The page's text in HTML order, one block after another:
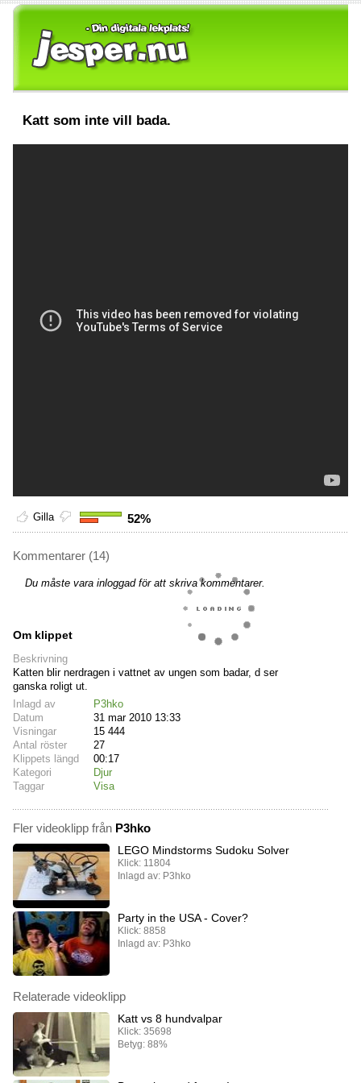
Katt som inte vill bada.
Gilla 52%
Kommentarer (14)
Du måste vara inloggad för att skriva kommentarer.
Om klippet
Beskrivning
Katten blir nerdragen i vattnet av ungen som badar, d ser
ganska roligt ut.
Inlagd av
P3hko
Datum
31 mar 2010 13:33
Visningar
15 444
Antal röster
27
Klippets längd
00:17
Kategori
Djur
Taggar
Visa
Fler videoklipp från P3hko
LEGO Mindstorms Sudoku Solver
Klick: 11804
Inlagd av: P3hko
Party in the USA - Cover?
Klick: 8858
Inlagd av: P3hko
Relaterade videoklipp
Katt vs 8 hundvalpar
Klick: 35698
Betyg: 88%